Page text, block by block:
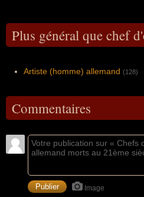
Plus général que chef
Artiste (homme) allemand (128)
Commentaires
Image